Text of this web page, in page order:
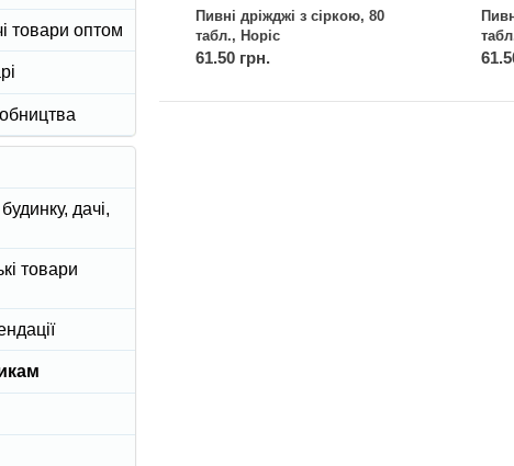
Пивні дріжджі з сіркою, 80
табл., Норіс
61.50 грн.
товари оптом
дачі,
товари